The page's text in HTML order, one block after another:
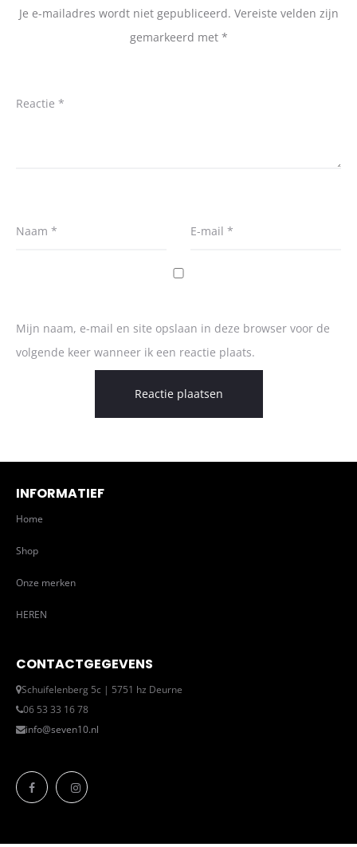
Je e-mailadres wordt niet gepubliceerd. Vereiste velden zijn
gemarkeerd met *
Reactie *
Naam * E-mail *
Mijn naam, e-mail en site opslaan in deze browser voor de
volgende keer wanneer ik een reactie plaats.
INFORMATIEF
Home
Shop
Onze merken
HEREN
CONTACTGEGEVENS
Schuifelenberg 5c | 5751 hz Deurne
06 53 33 16 78
info@seven10.nl